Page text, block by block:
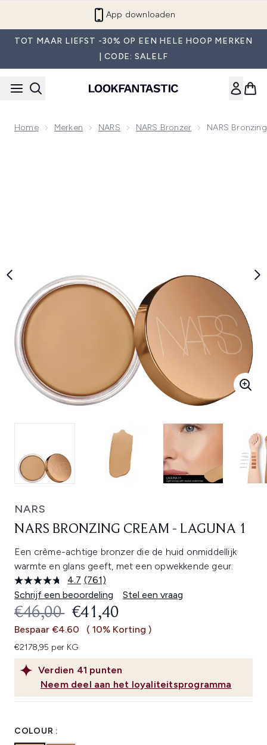
App downloaden
TOT MAAR LIEFST -30% OP EEN HELE HOOP MERKEN
| CODE: SALELF
Home Merken NARS NARS Bronzer NARS
NARS
NARS BRONZING CREAM - LAGUNA 1
Een crème-achtige bronzer die de huid onmiddellijk
warmte en glans geeft, met een opwekkende geur.
4.7 Lees
761
beoordelingen.
Dezelfde
paginalink.
(761)
Schrijf een beoordeling
Stel een vraag
Verdien 41 punten
Neem deel aan het loyaliteitsprogramma
RECOMMENDED RETAIL PRICE:
€46,00 HUIDIGE PRIJS:
€41,40
Bespaar €4.60 ( 10% Korting )
€2178,95 per KG
COLOUR :